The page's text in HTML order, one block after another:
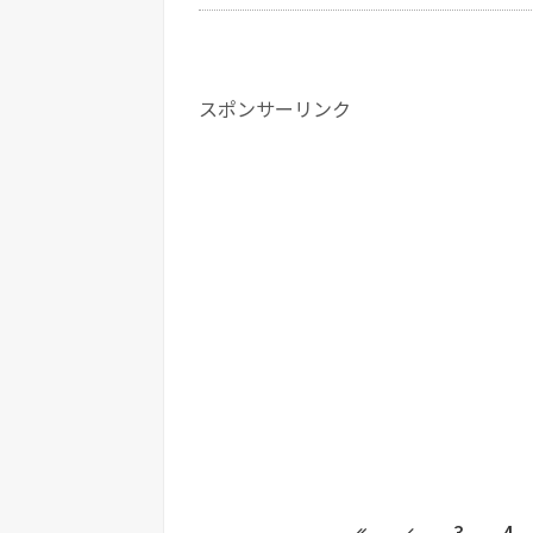
スポンサーリンク